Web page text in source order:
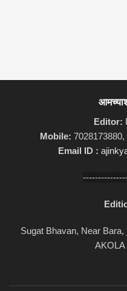
Editor:
Mobile:
Email ID :
Sugat Bhavan, Near
AKOLA